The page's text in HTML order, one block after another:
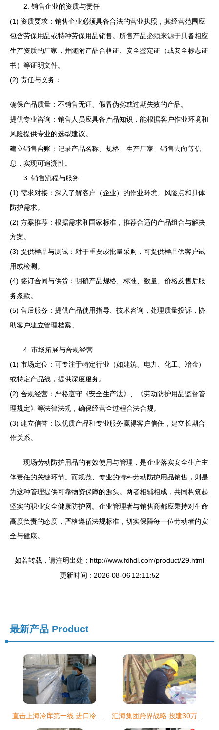
2. 销售企业的资质与责任
(1) 资质要求：销售企业必须具备合法的营业执照，其经营范围应
包含劳保用品或特种劳保用品销售。所售产品必须来源于具备相应
生产资质的厂家，并随附产品合格证、安全鉴定证（或安全标志证
书）等证明文件。
(2) 责任与义务：
确保产品质量：不销售无证、假冒伪劣或过期失效的产品。
提供专业咨询：销售人员应具备产品知识，能根据客户作业环境和
风险提供专业的选型建议。
建立销售台账：记录产品名称、规格、生产厂家、销售去向等信
息，实现可追溯性。
3. 销售流程与服务
(1) 需求对接：深入了解客户（企业）的作业环境、风险点和具体
防护需求。
(2) 方案推荐：根据需求和国家标准，推荐合适的产品组合与解决
方案。
(3) 提供样品与测试：对于重要或批量采购，可提供样品供客户试
用或检测。
(4) 签订合同与供货：明确产品规格、标准、数量、价格及售后服
务条款。
(5) 售后服务：提供产品使用指导、技术咨询，处理质量投诉，协
助客户建立管理档案。
4. 市场拓展与合规经营
(1) 市场定位：可专注于特定行业（如建筑、电力、化工、冶金）
或特定产品线，提供深度服务。
(2) 合规经营：严格遵守《安全生产法》、《劳动防护用品监督管
理规定》等法律法规，确保经营全过程合法合规。
(3) 建立信誉：以优质产品和专业服务赢得客户信任，建立长期合
作关系。
现场劳动防护用品的有效使用与管理，是企业落实安全生产主
体责任的关键环节。而规范、专业的特种劳动防护用品销售，则是
为这种管理提供可靠物资保障的源头。两者相辅相成，共同构筑起
坚实的职业安全健康防护网。企业管理者与销售商都应秉持对生命
高度负责的态度，严格遵循法规标准，切实保障每一位劳动者的安
全与健康。
如若转载，请注明出处：http://www.fdhdl.com/product/29.html
更新时间：2026-08-06 12:11:52
最新产品 Product